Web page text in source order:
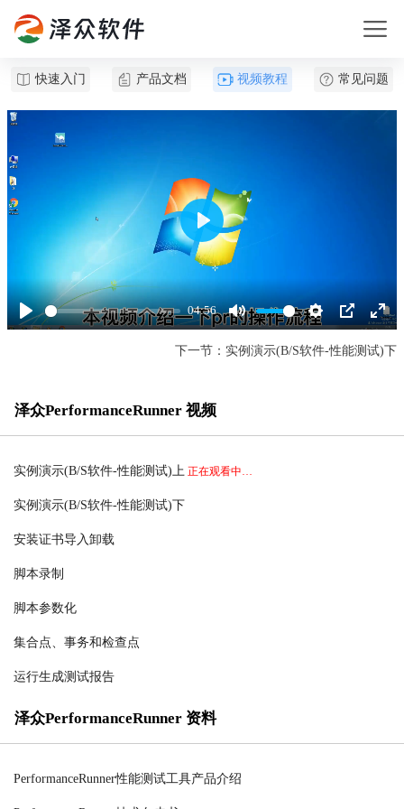
快速入门 产品文档 视频教程 常见问题
Play
04:56
Mute SettingsPIP
Enter
Play
下一节：实例演示(B/S软件-性能测试)下
泽众PerformanceRunner 视频
实例演示(B/S软件-性能测试)上 正在观看中…
实例演示(B/S软件-性能测试)下
安装证书导入卸载
脚本录制
脚本参数化
集合点、事务和检查点
运行生成测试报告
泽众PerformanceRunner 资料
PerformanceRunner性能测试工具产品介绍